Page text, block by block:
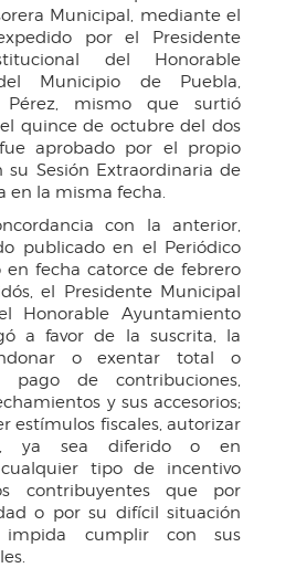
Municipal, mediante el
por el Presidente
del Honorable
Municipio de Puebla,
Pérez, mismo que surtió
quince de octubre del dos
aprobado por el propio
Sesión Extraordinaria de
en la misma fecha.
con la anterior,
publicado en el Periódico
en fecha catorce de febrero
el Presidente Municipal
Honorable Ayuntamiento
a favor de la suscrita, la
o exentar total o
pago de contribuciones,
y sus accesorios;
estímulos fiscales, autorizar
ya sea diferido o en
tipo de incentivo
contribuyentes que por
o por su difícil situación
impida cumplir con sus